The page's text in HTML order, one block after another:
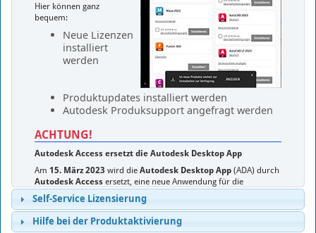
Hier können ganz
bequem:
Neue Lizenzen
installiert
werden
Produktupdates installiert werden
Autodesk Produksupport angefragt werden
ACHTUNG!
Autodesk Access ersetzt die Autodesk Desktop App
Am 15. März 2023 wird die Autodesk Desktop App(ADA) durch
Autodesk Accessersetzt, eine neue Anwendung für die
Installation und Aktualisierung von Autodesk Desktop-Produkten.
Autodesk Access bietet Administratoren:
• Zugang zu Updates und neuen Funktionen, die ihre
Self-Service Lizensierung
Hilfe bei der Produktaktivierung